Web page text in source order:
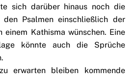
sich darüber hinaus noch die
den Psalmen einschließlich der
einem Kathisma wünschen. Eine
könnte auch die Sprüche
erwarten bleiben kommende